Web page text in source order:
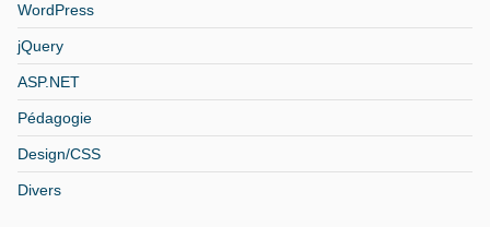
WordPress
jQuery
ASP.NET
Pédagogie
Design/CSS
Divers